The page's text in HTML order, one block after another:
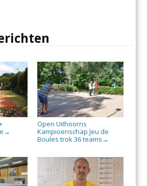
→
Open Uithoorns
Kampioenschap Jeu de
Boules trok 36 teams →